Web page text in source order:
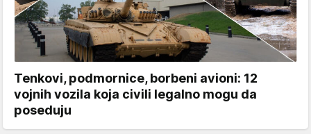
Tenkovi, podmornice, borbeni avioni: 12
vojnih vozila koja civili legalno mogu da
poseduju